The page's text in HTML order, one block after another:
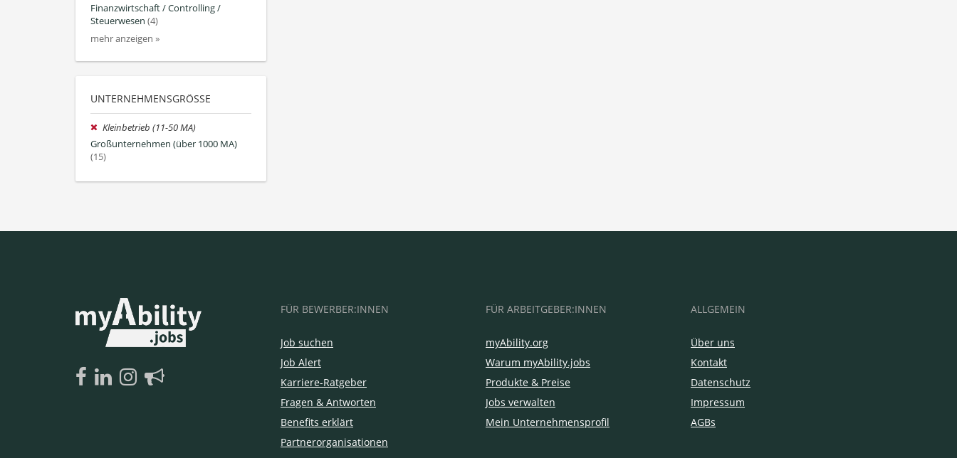
Finanzwirtschaft / Controlling /
Steuerwesen (4)
mehr anzeigen »
UNTERNEHMENSGRÖSSE
Kleinbetrieb (11-50 MA)
Großunternehmen (über 1000 MA)
(15)
FÜR BEWERBER:INNEN
Job suchen
Job Alert
Karriere-Ratgeber
Fragen & Antworten
Benefits erklärt
Partnerorganisationen
FÜR ARBEITGEBER:INNEN
myAbility.org
Warum myAbility.jobs
Produkte & Preise
Jobs verwalten
Mein Unternehmensprofil
ALLGEMEIN
Über uns
Kontakt
Datenschutz
Impressum
AGBs